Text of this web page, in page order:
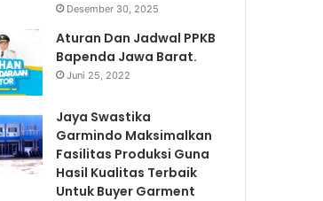
Desember 30, 2025
Aturan Dan Jadwal PPKB
Bapenda Jawa Barat.
Juni 25, 2022
Jaya Swastika
Garmindo Maksimalkan
Fasilitas Produksi Guna
Hasil Kualitas Terbaik
Untuk Buyer Garment